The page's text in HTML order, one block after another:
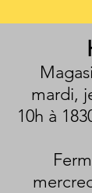
mardi,
10h à